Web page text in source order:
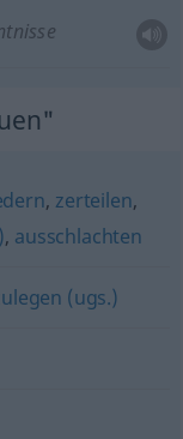
, zerteilen,
, ausschlachten
(ugs.)